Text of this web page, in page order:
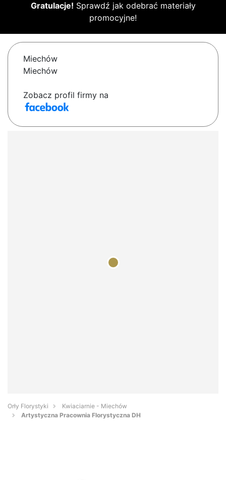
Gratulacje! Sprawdź jak odebrać materiały
promocyjne!
Miechów
Miechów
Zobacz profil firmy na
Orły Florystyki
Kwiaciarnie - Miechów
Artystyczna Pracownia Florystyczna DH